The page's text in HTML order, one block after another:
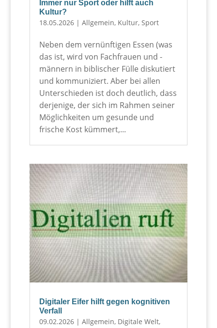
Immer nur Sport oder hilft auch
Kultur?
18.05.2026| Allgemein, Kultur, Sport
Neben dem vernünftigen Essen (was
das ist, wird von Fachfrauen und -
männern in biblischer Fülle diskutiert
und kommuniziert. Aber bei allen
Unterschieden ist doch deutlich, dass
derjenige, der sich im Rahmen seiner
Möglichkeiten um gesunde und
frische Kost kümmert,...
Digitaler Eifer hilft gegen kognitiven
Verfall
09.02.2026| Allgemein, Digitale Welt,